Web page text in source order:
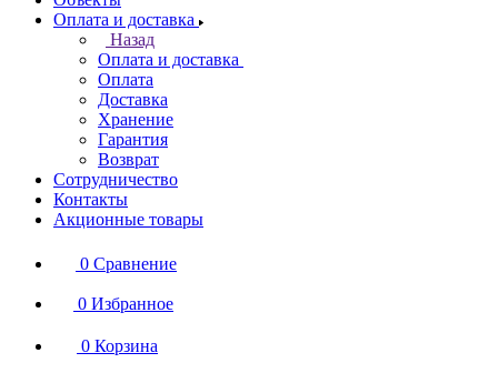
Оплата и доставка
Назад
Оплата и доставка
Оплата
Доставка
Хранение
Гарантия
Возврат
Сотрудничество
Контакты
Акционные товары
0 Сравнение
0 Избранное
0 Корзина